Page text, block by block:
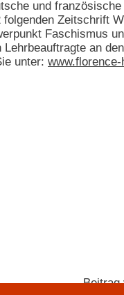
und französische
Zeitschrift
Faschismus
an
unter:
Beitrag